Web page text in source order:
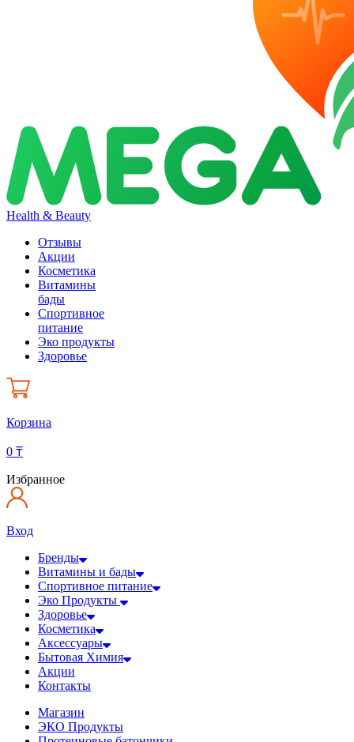
Health & Beauty
Отзывы
Акции
Косметика
Витамины
бады
Спортивное
питание
Эко продукты
Здоровье
Корзина
0 ₸
Избранное
Вход
Бренды
Витамины и бады
Спортивное питание
Эко Продукты
Здоровье
Косметика
Аксессуары
Бытовая Химия
Акции
Контакты
Магазин
ЭКО Продукты